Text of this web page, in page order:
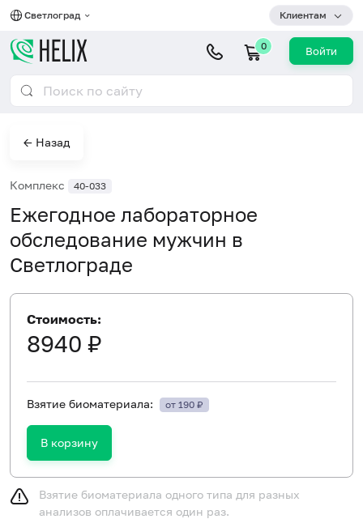
Светлоград Клиентам
0 Войти
← Назад
Комплекс 40-033
Ежегодное лабораторное
обследование мужчин в
Светлограде
Стоимость:
8940 ₽
Взятие биоматериала: от 190 ₽
В корзину
Взятие биоматериала одного типа для разных
анализов оплачивается один раз.